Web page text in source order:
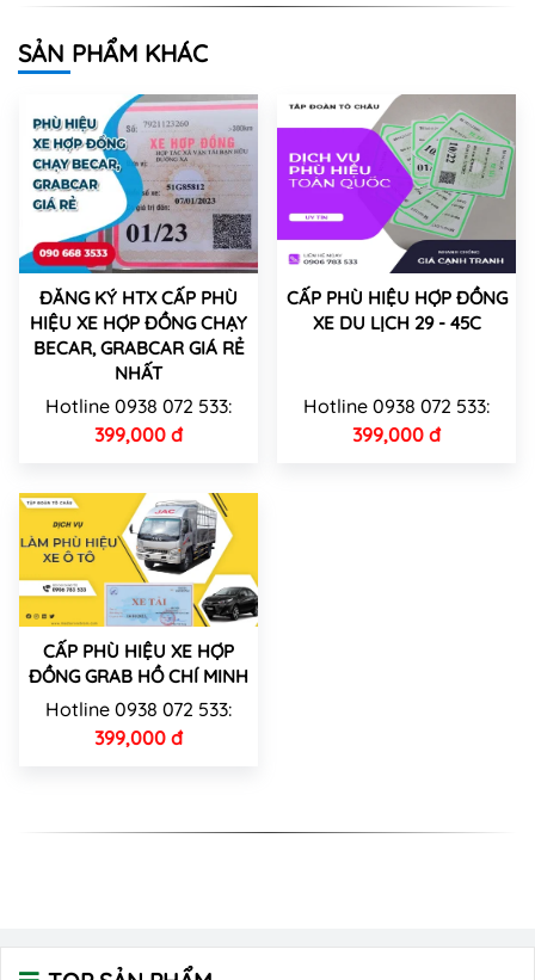
SẢN PHẨM KHÁC
ĐĂNG KÝ HTX CẤP PHÙ
HIỆU XE HỢP ĐỒNG CHẠY
BECAR, GRABCAR GIÁ RẺ
NHẤT
Hotline 0938 072 533:
399,000 đ
CẤP PHÙ HIỆU HỢP ĐỒNG
XE DU LỊCH 29 - 45C
Hotline 0938 072 533:
399,000 đ
CẤP PHÙ HIỆU XE HỢP
ĐỒNG GRAB HỒ CHÍ MINH
Hotline 0938 072 533:
399,000 đ